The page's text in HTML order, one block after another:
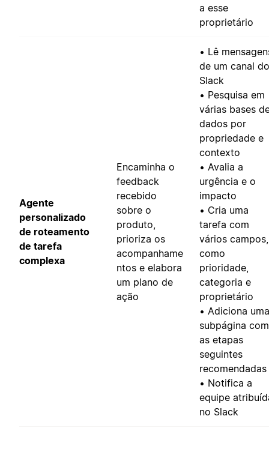
a esse
proprietário
Agente
personalizado
de roteamento
de tarefa
complexa
Encaminha o
feedback
recebido
sobre o
produto,
prioriza os
acompanhame
ntos e elabora
um plano de
ação
• Lê
de um canal do
Slack
• Pesquisa em
várias bases
dados por
propriedade e
contexto
• Avalia a
urgência e o
impacto
• Cria uma
tarefa com
vários campos,
como
prioridade,
categoria e
proprietário
• Adiciona uma
subpágina com
as etapas
seguintes
recomendadas
• Notifica a
equipe
no Slack